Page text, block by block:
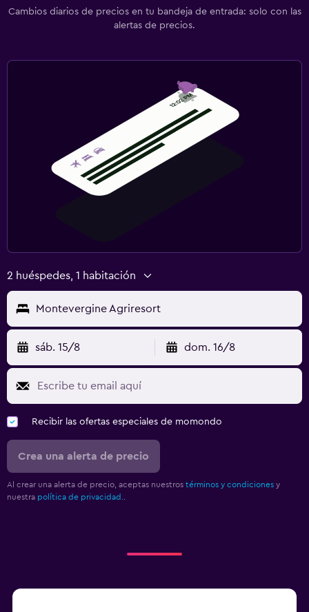
Cambios diarios de precios en tu bandeja de entrada: solo con las
alertas de precios.
2 huéspedes, 1 habitación
Montevergine Agriresort
sáb. 15/8 dom. 16/8
Recibir las ofertas especiales de momondo
Crea una alerta de precio
Al crear una alerta de precio, aceptas nuestros términos y condiciones y
nuestra política de privacidad.